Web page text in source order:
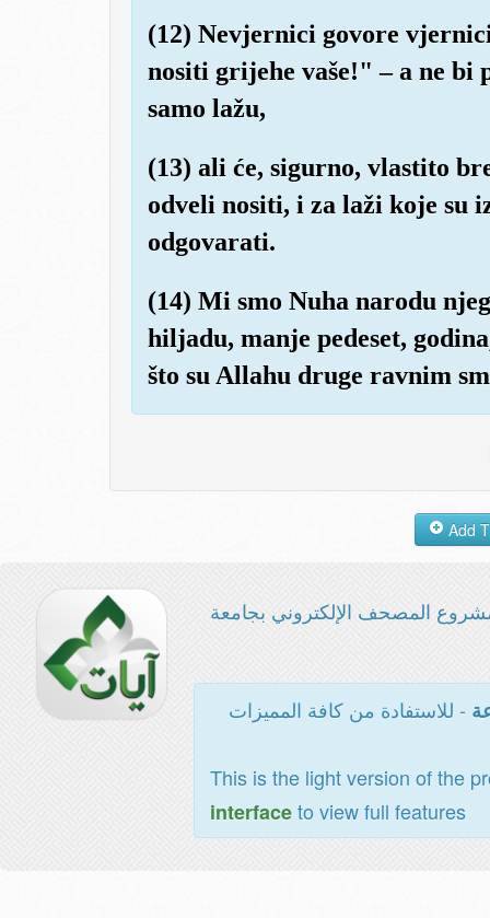
(12) Nevjernici govore
nositi grijehe vaše!" – a ne
samo lažu,
(13) ali će, sigurno, vlastito
odveli nositi, i za laži koje su
odgovarati.
(14) Mi smo Nuha narodu
hiljadu, manje pedeset,
što su Allahu druge ravnim
المصحف الإلكتروني بجامعة
- للاستفادة من كافة المميزات
This is the light version of the
interfaceto view full features